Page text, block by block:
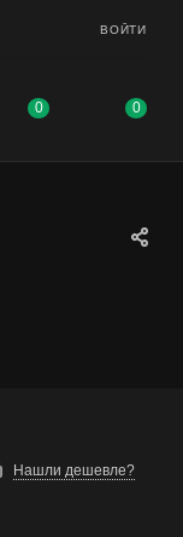
ВОЙТИ
0 0
Нашли дешевле?